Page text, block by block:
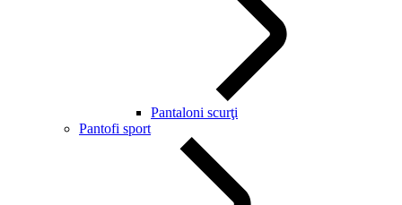
Pantaloni scurţi
Pantofi sport